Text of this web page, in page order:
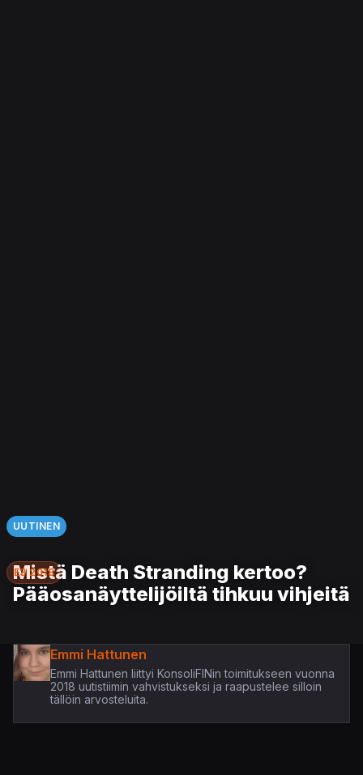
UUTINEN
E3 2018
Mistä Death Stranding kertoo?
Pääosanäyttelijöiltä tihkuu vihjeitä
Emmi Hattunen
Emmi Hattunen liittyi KonsoliFINin toimitukseen vuonna
2018 uutistiimin vahvistukseksi ja raapustelee silloin
tällöin arvosteluita.